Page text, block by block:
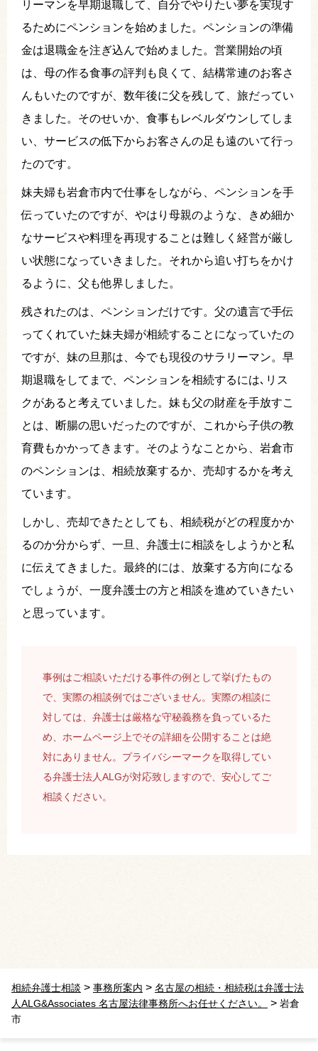
リーマンを早期退職して、自分でやりたい夢を実現す
るためにペンションを始めました。ペンションの準備
金は退職金を注ぎ込んで始めました。営業開始の頃
は、母の作る食事の評判も良くて、結構常連のお客さ
んもいたのですが、数年後に父を残して、旅だってい
きました。そのせいか、食事もレベルダウンしてしま
い、サービスの低下からお客さんの足も遠のいて行っ
たのです。
妹夫婦も岩倉市内で仕事をしながら、ペンションを手
伝っていたのですが、やはり母親のような、きめ細か
なサービスや料理を再現することは難しく経営が厳し
い状態になっていきました。それから追い打ちをかけ
るように、父も他界しました。
残されたのは、ペンションだけです。父の遺言で手伝
ってくれていた妹夫婦が相続することになっていたの
ですが、妹の旦那は、今でも現役のサラリーマン。早
期退職をしてまで、ペンションを相続するには､リス
クがあると考えていました。妹も父の財産を手放すこ
とは、断腸の思いだったのですが、これから子供の教
育費もかかってきます。そのようなことから、岩倉市
のペンションは、相続放棄するか、売却するかを考え
ています。
しかし、売却できたとしても、相続税がどの程度かか
るのか分からず、一旦、弁護士に相談をしようかと私
に伝えてきました。最終的には、放棄する方向になる
でしょうが、一度弁護士の方と相談を進めていきたい
と思っています。
事例はご相談いただける事件の例として挙げたもの
で、実際の相談例ではございません。実際の相談に
対しては、弁護士は厳格な守秘義務を負っているた
め、ホームページ上でその詳細を公開することは絶
対にありません。プライバシーマークを取得してい
る弁護士法人ALGが対応致しますので、安心してご
相談ください。
相続弁護士相談 > 事務所案内 > 名古屋の相続・相続税は弁護士法
人ALG&Associates 名古屋法律事務所へお任せください。
> 岩倉
市